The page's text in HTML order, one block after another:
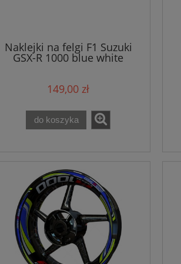
Naklejki na felgi F1 Suzuki
GSX-R 1000 blue white
149,00 zł
do koszyka